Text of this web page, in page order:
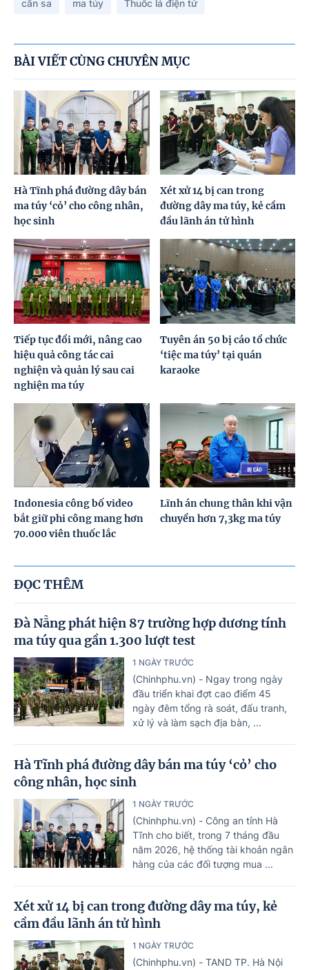
cần sa ma túy Thuốc lá điện tử
BÀI VIẾT CÙNG CHUYÊN MỤC
Hà Tĩnh phá đường dây bán
ma túy ‘cỏ’ cho công nhân,
học sinh
Xét xử 14 bị can trong
đường dây ma túy, kẻ cầm
đầu lãnh án tử hình
Tiếp tục đổi mới, nâng cao
hiệu quả công tác cai
nghiện và quản lý sau cai
nghiện ma túy
Tuyên án 50 bị cáo tổ chức
‘tiệc ma túy’ tại quán
karaoke
Indonesia công bố video
bắt giữ phi công mang hơn
70.000 viên thuốc lắc
Lĩnh án chung thân khi vận
chuyển hơn 7,3kg ma túy
ĐỌC THÊM
Đà Nẵng phát hiện 87 trường hợp dương tính
ma túy qua gần 1.300 lượt test
1 NGÀY TRƯỚC
(Chinhphu.vn) - Ngay trong ngày
đầu triển khai đợt cao điểm 45
ngày đêm tổng rà soát, đấu tranh,
xử lý và làm sạch địa bàn, ...
Hà Tĩnh phá đường dây bán ma túy ‘cỏ’ cho
công nhân, học sinh
1 NGÀY TRƯỚC
(Chinhphu.vn) - Công an tỉnh Hà
Tĩnh cho biết, trong 7 tháng đầu
năm 2026, hệ thống tài khoản ngân
hàng của các đối tượng mua ...
Xét xử 14 bị can trong đường dây ma túy, kẻ
cầm đầu lãnh án tử hình
1 NGÀY TRƯỚC
(Chinhphu.vn) - TAND TP. Hà Nội